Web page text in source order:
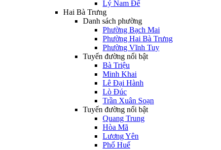
Lý Nam Đế
Hai Bà Trưng
Danh sách phường
Phường Bạch Mai
Phường Hai Bà Trưng
Phường Vĩnh Tuy
Tuyến đường nổi bật
Bà Triệu
Minh Khai
Lê Đại Hành
Lò Đúc
Trần Xuân Soạn
Tuyến đường nổi bật
Quang Trung
Hòa Mã
Lương Yên
Phố Huế